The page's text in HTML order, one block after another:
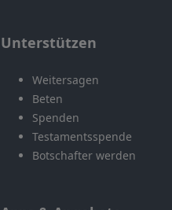
Unterstützen
Weitersagen
Beten
Spenden
Testamentsspende
Botschafter werden